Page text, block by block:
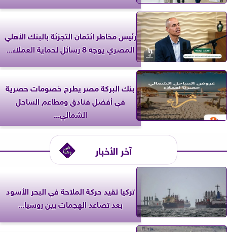
رئيس مخاطر ائتمان التجزئة بالبنك الأهلي
المصري يوجه 8 رسائل لحماية العملاء...
بنك البركة مصر يطرح خصومات حصرية
في أفضل فنادق ومطاعم الساحل
الشمالي...
آخر الأخبار
تركيا تقيد حركة الملاحة في البحر الأسود
بعد تصاعد الهجمات بين روسيا...